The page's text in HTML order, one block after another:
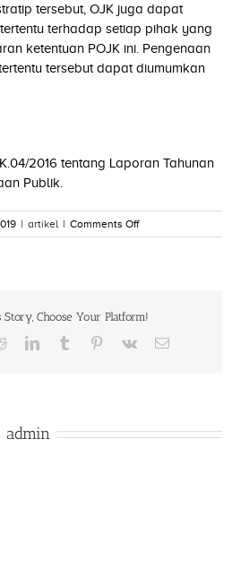
tersebut, OJK juga dapat
terhadap setiap pihak yang
ketentuan POJK ini. Pengenaan
tersebut dapat diumumkan
2016 tentang Laporan Tahunan
Publik.
| artikel | Comments Offon
Laporan
Publik
Story, Choose Your Platform!
RedditLinkedInTumblr Pinterest
Vk Email
admin